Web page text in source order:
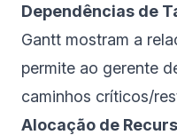
Dependências de
Gantt mostram a
permite ao gerente
caminhos críticos/
Alocação de